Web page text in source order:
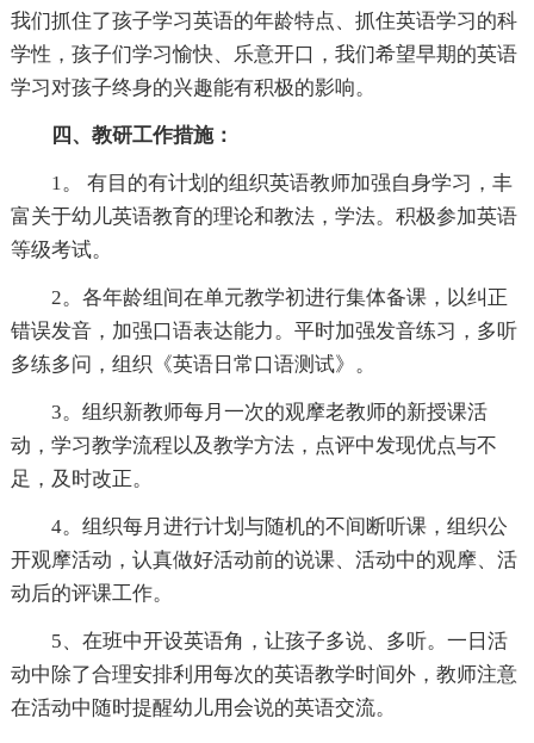
我们抓住了孩子学习英语的年龄特点、抓住英语学习的科
学性，孩子们学习愉快、乐意开口，我们希望早期的英语
学习对孩子终身的兴趣能有积极的影响。
四、教研工作措施：
1。 有目的有计划的组织英语教师加强自身学习，丰
富关于幼儿英语教育的理论和教法，学法。积极参加英语
等级考试。
2。各年龄组间在单元教学初进行集体备课，以纠正
错误发音，加强口语表达能力。平时加强发音练习，多听
多练多问，组织《英语日常口语测试》。
3。组织新教师每月一次的观摩老教师的新授课活
动，学习教学流程以及教学方法，点评中发现优点与不
足，及时改正。
4。组织每月进行计划与随机的不间断听课，组织公
开观摩活动，认真做好活动前的说课、活动中的观摩、活
动后的评课工作。
5、在班中开设英语角，让孩子多说、多听。一日活
动中除了合理安排利用每次的英语教学时间外，教师注意
在活动中随时提醒幼儿用会说的英语交流。